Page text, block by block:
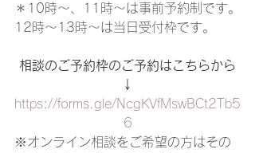
＊10時～、11時～は事前予約制です。
12時～13時～は当日受付枠です。
相談のご予約枠のご予約はこちらから
↓
https://forms.gle/NcgKVfMswBCt2Tb5
6
※オンライン相談をご希望の方はその